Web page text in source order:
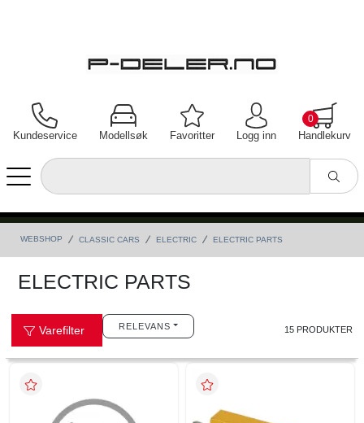
Kundeservice Modellsøk Favoritter Logg inn Handlekurv
0
WEBSHOP CLASSIC CARS ELECTRIC ELECTRIC PARTS
ELECTRIC PARTS
Varefilter RELEVANS 15 PRODUKTER